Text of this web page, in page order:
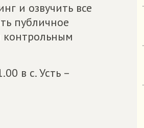
и озвучить все
публичное
в с. Усть –
˙
˙
˙